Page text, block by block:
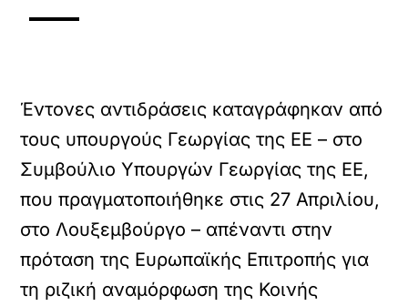
Έντονες αντιδράσεις καταγράφηκαν από
τους υπουργούς Γεωργίας της ΕΕ – στο
Συμβούλιο Υπουργών Γεωργίας της ΕΕ,
που πραγματοποιήθηκε στις 27 Απριλίου,
στο Λουξεμβούργο – απέναντι στην
πρόταση της Ευρωπαϊκής Επιτροπής για
τη ριζική αναμόρφωση της Κοινής